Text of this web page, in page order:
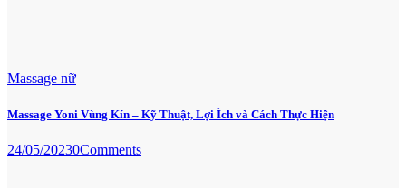
Massage nữ
Massage Yoni Vùng Kín – Kỹ Thuật, Lợi Ích và Cách Thực Hiện
24/05/20230Comments